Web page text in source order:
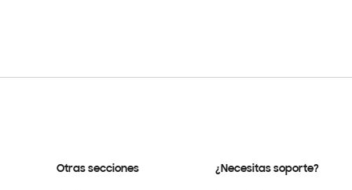
Otras secciones ¿Necesitas soporte?